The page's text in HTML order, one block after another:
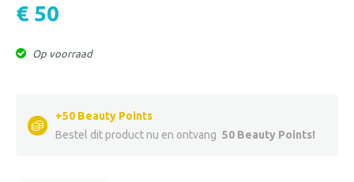
€ 50
Op voorraad
+50 Beauty Points
Bestel dit product nu en ontvang 50 Beauty Points!